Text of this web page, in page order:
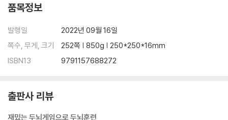
품목정보
발행일
2022년 09월 16일
쪽수, 무게, 크기
252쪽 | 850g | 250*250*16mm
ISBN13
9791157688272
출판사 리뷰
재밌는 두뇌게임으로 두뇌훈련